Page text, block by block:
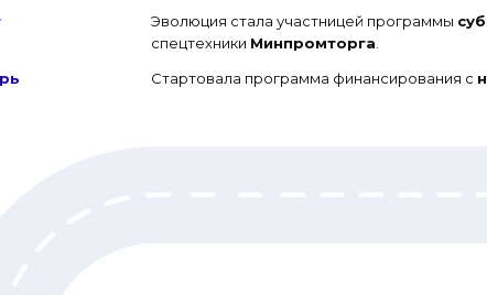
Эволюция стала участницей программы
спецтехники Минпромторга
Стартовала программа финансирования с